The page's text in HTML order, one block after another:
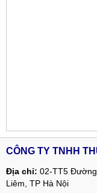
CÔNG TY TNHH
Địa chỉ: 02-TT5
Liêm, TP Hà Nội